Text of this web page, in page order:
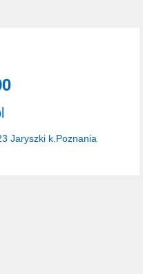
Jaryszki k.Poznania